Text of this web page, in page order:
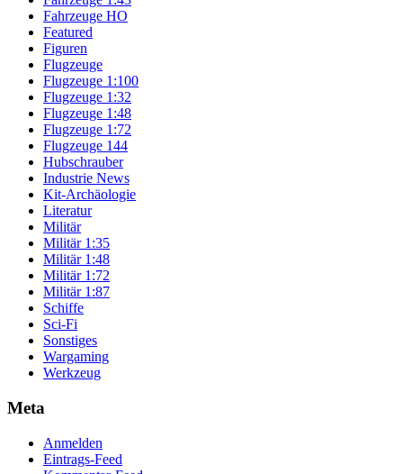
Fahrzeuge HO
Featured
Figuren
Flugzeuge
Flugzeuge 1:100
Flugzeuge 1:32
Flugzeuge 1:48
Flugzeuge 1:72
Flugzeuge 144
Hubschrauber
Industrie News
Kit-Archäologie
Literatur
Militär
Militär 1:35
Militär 1:48
Militär 1:72
Militär 1:87
Schiffe
Sci-Fi
Sonstiges
Wargaming
Werkzeug
Meta
Anmelden
Eintrags-Feed